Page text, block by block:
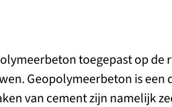
toegepast op de
Geopolymeerbeton is
van cement zijn namelijk